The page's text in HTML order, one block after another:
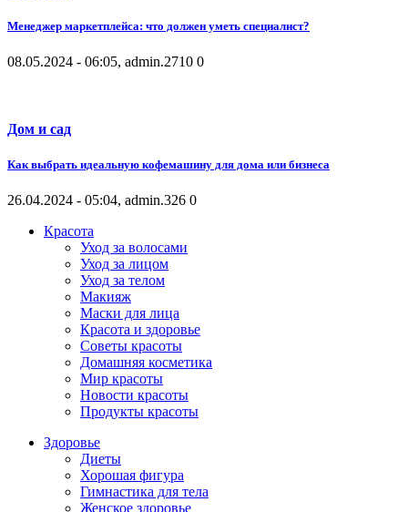
Менеджер маркетплейса: что должен уметь специалист?
08.05.2024 - 06:05, admin.2710 0
Дом и сад
Как выбрать идеальную кофемашину для дома или бизнеса
26.04.2024 - 05:04, admin.326 0
Красота
Уход за волосами
Уход за лицом
Уход за телом
Макияж
Маски для лица
Красота и здоровье
Советы красоты
Домашняя косметика
Мир красоты
Новости красоты
Продукты красоты
Здоровье
Диеты
Хорошая фигура
Гимнастика для тела
Женское здоровье